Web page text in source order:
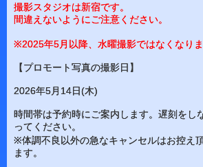
撮影スタジオは新宿です。
間違えないようにご注意ください。
※2025年5月以降、水曜撮影ではなくなり
【プロモート写真の撮影日】
2026年5月14日(木)
時間帯は予約時にご案内します。遅刻をし
ってください。
※体調不良以外の急なキャンセルはお控え
ます。